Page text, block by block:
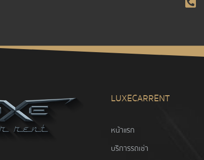
LUXECARRENT
หน้าแรก
บริการรถเช่า